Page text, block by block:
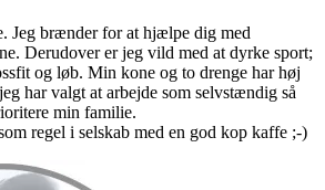
Jeg brænder for at hjælpe dig med
Derudover er jeg vild med at dyrke sport;
og løb. Min kone og to drenge har høj
har valgt at arbejde som selvstændig så
min familie.
regel i selskab med en god kop kaffe ;-)